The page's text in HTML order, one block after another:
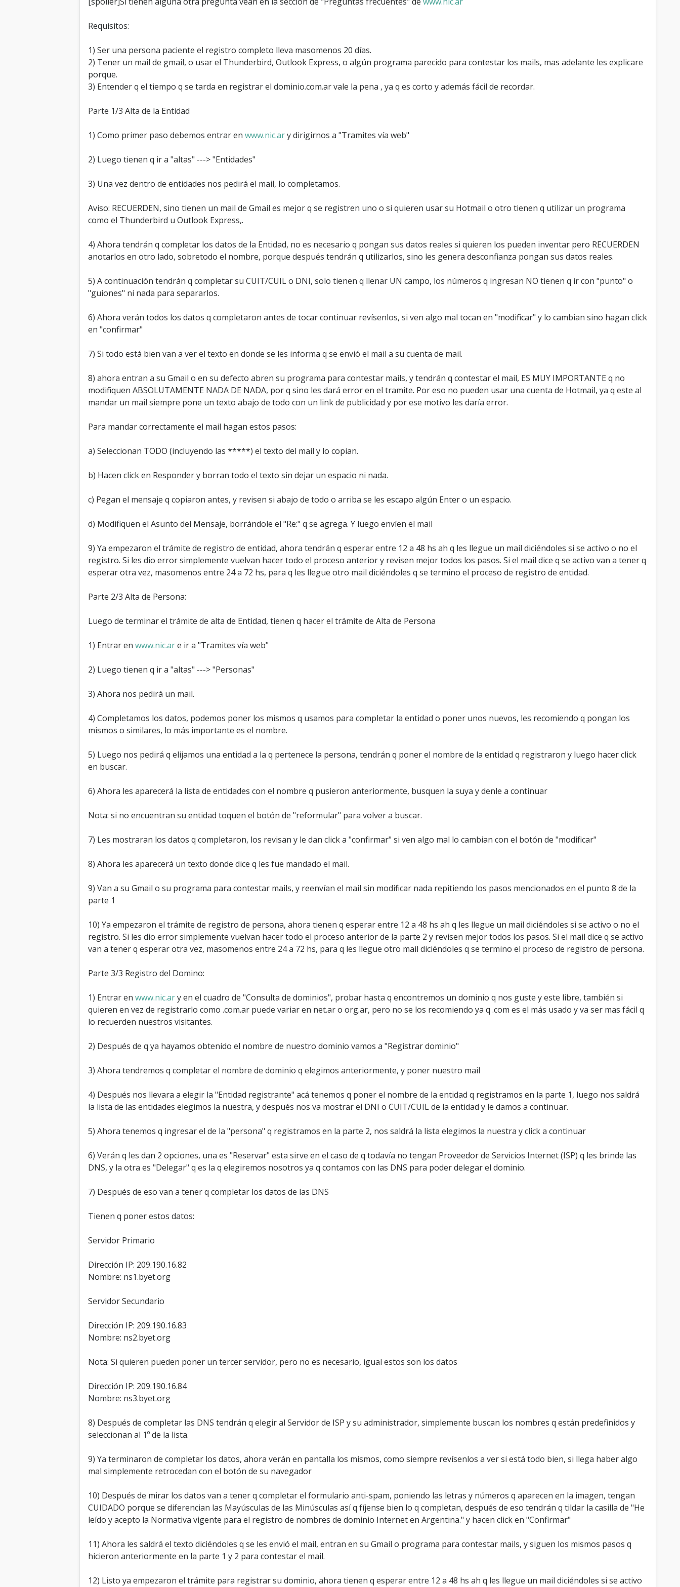
m
.
c
m
.
Requisitos:
1) Ser una persona paciente el registro completo lleva masomenos 20 días.
2) Tener un mail de gmail, o usar el Thunderbird, Outlook Express, o algún programa parecido para contestar los mails, mas adelante les explicare
porque.
3) Entender q el tiempo q se tarda en registrar el dominio.com.ar vale la pena , ya q es corto y además fácil de recordar.
Parte 1/3 Alta de la Entidad
1) Como primer paso debemos entrar en www.nic.ary dirigirnos a "Tramites vía web"
2) Luego tienen q ir a "altas" ---> "Entidades"
3) Una vez dentro de entidades nos pedirá el mail, lo completamos.
Aviso: RECUERDEN, sino tienen un mail de Gmail es mejor q se registren uno o si quieren usar su Hotmail o otro tienen q utilizar un programa
como el Thunderbird u Outlook Express,.
4) Ahora tendrán q completar los datos de la Entidad, no es necesario q pongan sus datos reales si quieren los pueden inventar pero RECUERDEN
anotarlos en otro lado, sobretodo el nombre, porque después tendrán q utilizarlos, sino les genera desconfianza pongan sus datos reales.
5) A continuación tendrán q completar su CUIT/CUIL o DNI, solo tienen q llenar UN campo, los números q ingresan NO tienen q ir con "punto" o
"guiones" ni nada para separarlos.
6) Ahora verán todos los datos q completaron antes de tocar continuar revísenlos, si ven algo mal tocan en "modificar" y lo cambian sino hagan click
en "confirmar"
7) Si todo está bien van a ver el texto en donde se les informa q se envió el mail a su cuenta de mail.
8) ahora entran a su Gmail o en su defecto abren su programa para contestar mails, y tendrán q contestar el mail, ES MUY IMPORTANTE q no
modifiquen ABSOLUTAMENTE NADA DE NADA, por q sino les dará error en el tramite. Por eso no pueden usar una cuenta de Hotmail, ya q este al
mandar un mail siempre pone un texto abajo de todo con un link de publicidad y por ese motivo les daría error.
Para mandar correctamente el mail hagan estos pasos:
a) Seleccionan TODO (incluyendo las *****) el texto del mail y lo copian.
b) Hacen click en Responder y borran todo el texto sin dejar un espacio ni nada.
c) Pegan el mensaje q copiaron antes, y revisen si abajo de todo o arriba se les escapo algún Enter o un espacio.
d) Modifiquen el Asunto del Mensaje, borrándole el "Re:" q se agrega. Y luego envíen el mail
9) Ya empezaron el trámite de registro de entidad, ahora tendrán q esperar entre 12 a 48 hs ah q les llegue un mail diciéndoles si se activo o no el
registro. Si les dio error simplemente vuelvan hacer todo el proceso anterior y revisen mejor todos los pasos. Si el mail dice q se activo van a tener q
esperar otra vez, masomenos entre 24 a 72 hs, para q les llegue otro mail diciéndoles q se termino el proceso de registro de entidad.
Parte 2/3 Alta de Persona:
Luego de terminar el trámite de alta de Entidad, tienen q hacer el trámite de Alta de Persona
1) Entrar en www.nic.are ir a "Tramites vía web"
2) Luego tienen q ir a "altas" ---> "Personas"
3) Ahora nos pedirá un mail.
4) Completamos los datos, podemos poner los mismos q usamos para completar la entidad o poner unos nuevos, les recomiendo q pongan los
mismos o similares, lo más importante es el nombre.
5) Luego nos pedirá q elijamos una entidad a la q pertenece la persona, tendrán q poner el nombre de la entidad q registraron y luego hacer click
en buscar.
6) Ahora les aparecerá la lista de entidades con el nombre q pusieron anteriormente, busquen la suya y denle a continuar
Nota: si no encuentran su entidad toquen el botón de "reformular" para volver a buscar.
7) Les mostraran los datos q completaron, los revisan y le dan click a "confirmar" si ven algo mal lo cambian con el botón de "modificar"
8) Ahora les aparecerá un texto donde dice q les fue mandado el mail.
9) Van a su Gmail o su programa para contestar mails, y reenvían el mail sin modificar nada repitiendo los pasos mencionados en el punto 8 de la
parte 1
10) Ya empezaron el trámite de registro de persona, ahora tienen q esperar entre 12 a 48 hs ah q les llegue un mail diciéndoles si se activo o no el
registro. Si les dio error simplemente vuelvan hacer todo el proceso anterior de la parte 2 y revisen mejor todos los pasos. Si el mail dice q se activo
van a tener q esperar otra vez, masomenos entre 24 a 72 hs, para q les llegue otro mail diciéndoles q se termino el proceso de registro de persona.
Parte 3/3 Registro del Domino:
1) Entrar en www.nic.ary en el cuadro de "Consulta de dominios", probar hasta q encontremos un dominio q nos guste y este libre, también si
quieren en vez de registrarlo como .com.ar puede variar en net.ar o org.ar, pero no se los recomiendo ya q .com es el más usado y va ser mas fácil q
lo recuerden nuestros visitantes.
2) Después de q ya hayamos obtenido el nombre de nuestro dominio vamos a "Registrar dominio"
3) Ahora tendremos q completar el nombre de dominio q elegimos anteriormente, y poner nuestro mail
4) Después nos llevara a elegir la "Entidad registrante" acá tenemos q poner el nombre de la entidad q registramos en la parte 1, luego nos saldrá
la lista de las entidades elegimos la nuestra, y después nos va mostrar el DNI o CUIT/CUIL de la entidad y le damos a continuar.
5) Ahora tenemos q ingresar el de la "persona" q registramos en la parte 2, nos saldrá la lista elegimos la nuestra y click a continuar
6) Verán q les dan 2 opciones, una es "Reservar" esta sirve en el caso de q todavía no tengan Proveedor de Servicios Internet (ISP) q les brinde las
DNS, y la otra es "Delegar" q es la q elegiremos nosotros ya q contamos con las DNS para poder delegar el dominio.
7) Después de eso van a tener q completar los datos de las DNS
Tienen q poner estos datos:
Servidor Primario
Dirección IP: 209.190.16.82
Nombre: ns1.byet.org
Servidor Secundario
Dirección IP: 209.190.16.83
Nombre: ns2.byet.org
Nota: Si quieren pueden poner un tercer servidor, pero no es necesario, igual estos son los datos
Dirección IP: 209.190.16.84
Nombre: ns3.byet.org
8) Después de completar las DNS tendrán q elegir al Servidor de ISP y su administrador, simplemente buscan los nombres q están predefinidos y
seleccionan al 1º de la lista.
9) Ya terminaron de completar los datos, ahora verán en pantalla los mismos, como siempre revísenlos a ver si está todo bien, si llega haber algo
mal simplemente retrocedan con el botón de su navegador
10) Después de mirar los datos van a tener q completar el formulario anti-spam, poniendo las letras y números q aparecen en la imagen, tengan
CUIDADO porque se diferencian las Mayúsculas de las Minúsculas así q fíjense bien lo q completan, después de eso tendrán q tildar la casilla de "He
leído y acepto la Normativa vigente para el registro de nombres de dominio Internet en Argentina." y hacen click en "Confirmar"
11) Ahora les saldrá el texto diciéndoles q se les envió el mail, entran en su Gmail o programa para contestar mails, y siguen los mismos pasos q
hicieron anteriormente en la parte 1 y 2 para contestar el mail.
12) Listo ya empezaron el trámite para registrar su dominio, ahora tienen q esperar entre 12 a 48 hs ah q les llegue un mail diciéndoles si se activo